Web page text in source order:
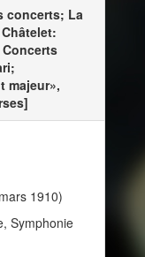
concerts; La
majeur»,
1910)
Symphonie